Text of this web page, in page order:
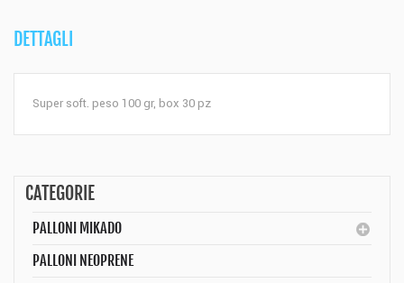
DETTAGLI
Super soft. peso 100 gr, box 30 pz
CATEGORIE
PALLONI MIKADO
PALLONI NEOPRENE